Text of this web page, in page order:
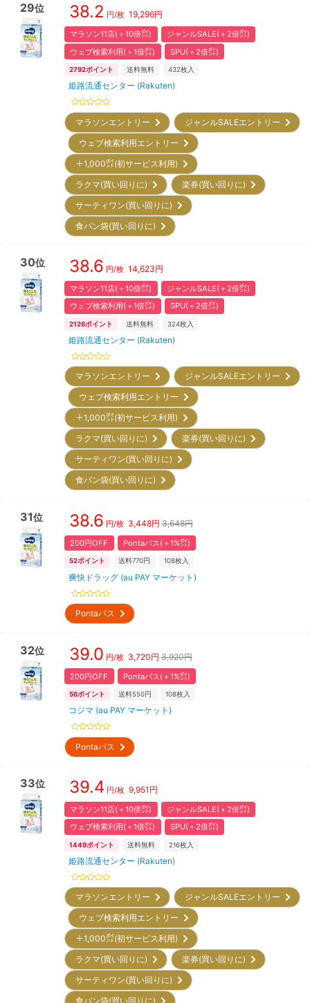
29位 38.2 円/枚 19,296円
マラソン11店(＋10倍㌽)
ジャンルSALE(＋2倍㌽)
ウェブ検索利用(＋1倍㌽)
SPU(＋2倍㌽)
2792ポイント 送料無料 432枚入
姫路流通センター (Rakuten)
マラソンエントリー
ジャンルSALEエントリー
ウェブ検索利用エントリー
＋1,000㌽(初サービス利用)
ラクマ(買い回りに)
楽券(買い回りに)
サーティワン(買い回りに)
食パン袋(買い回りに)
30位 38.6 円/枚 14,623円
マラソン11店(＋10倍㌽)
ジャンルSALE(＋2倍㌽)
ウェブ検索利用(＋1倍㌽)
SPU(＋2倍㌽)
2126ポイント 送料無料 324枚入
姫路流通センター (Rakuten)
マラソンエントリー
ジャンルSALEエントリー
ウェブ検索利用エントリー
＋1,000㌽(初サービス利用)
ラクマ(買い回りに)
楽券(買い回りに)
サーティワン(買い回りに)
食パン袋(買い回りに)
31位 38.6 円/枚 3,448円 3,648円
200円OFF Pontaパス(＋1%㌽)
52ポイント 送料770円 108枚入
爽快ドラッグ (au PAY マーケット)
Pontaパス
32位 39.0 円/枚 3,720円 3,920円
200円OFF Pontaパス(＋1%㌽)
56ポイント 送料550円 108枚入
コジマ (au PAY マーケット)
Pontaパス
33位 39.4 円/枚 9,951 円
マラソン11店(＋10倍㌽)
ジャンルSALE(＋2倍㌽)
ウェブ検索利用(＋1倍㌽)
SPU(＋2倍㌽)
1449ポイント 送料無料 216枚入
姫路流通センター (Rakuten)
マラソンエントリー
ジャンルSALEエントリー
ウェブ検索利用エントリー
＋1,000㌽(初サービス利用)
ラクマ(買い回りに)
楽券(買い回りに)
サーティワン(買い回りに)
食パン袋(買い回りに)